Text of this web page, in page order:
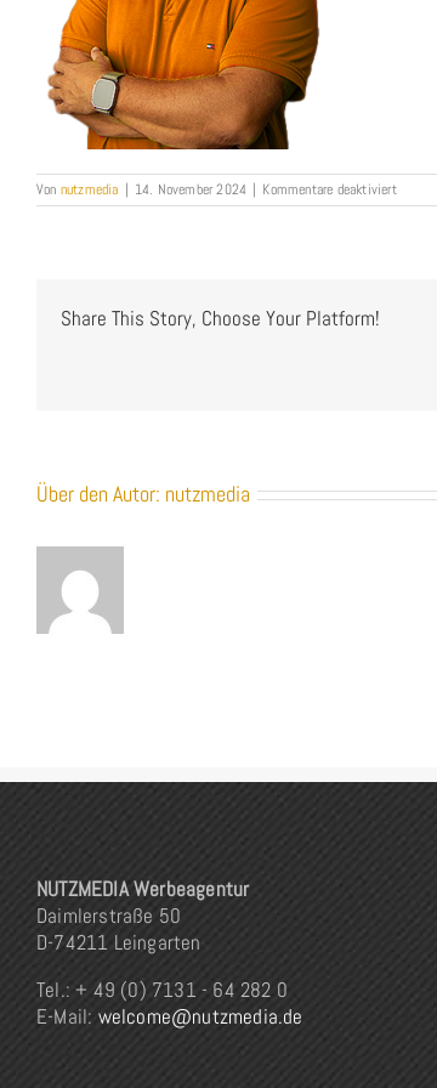
Von nutzmedia | 14. November 2024 | Kommentare deaktiviertfür
Bernd-
Share This Story, Choose Your Platform!
Über den Autor: nutzmedia
NUTZMEDIA Werbeagentur
Daimlerstraße 50
D-74211 Leingarten
Tel.: + 49 (0) 7131 - 64 282 0
E-Mail: welcome@nutzmedia.de